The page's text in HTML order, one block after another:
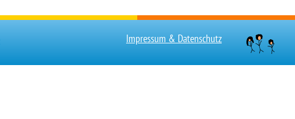
Impressum & Datenschutz